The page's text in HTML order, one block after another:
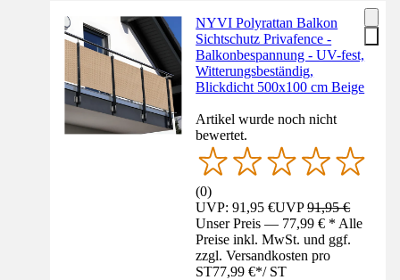
NYVI Polyrattan Balkon
Sichtschutz Privafence -
Balkonbespannung - UV-fest,
Witterungsbeständig,
Blickdicht 500x100 cm Beige
Artikel wurde noch nicht
bewertet.
(0)
UVP: 91,95 €UVP91,95 €
Unser Preis — 77,99 € * Alle
Preise inkl. MwSt. und ggf.
zzgl. Versandkosten pro
ST77,99 €*/ ST